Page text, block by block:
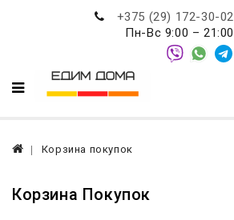
+375 (29) 172-30-02
Пн-Вс 9:00 – 21:00
Корзина покупок
Корзина Покупок